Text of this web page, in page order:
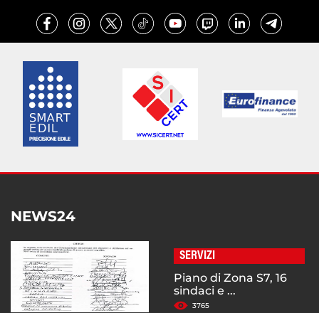
NEWS24
SERVIZI
Piano di Zona S7, 16
sindaci e ...
3765